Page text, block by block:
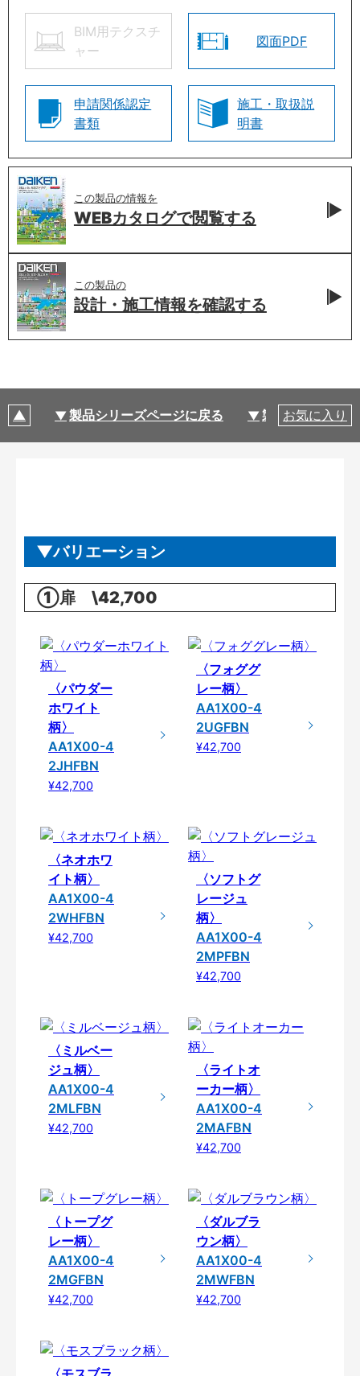
BIM用テクスチ
ャー
図面PDF
申請関係認定
書類
施工・取扱説
明書
この製品の情報を
WEBカタログで閲覧する
この製品の
設計・施工情報を確認する
製品シリーズページに戻る 製品仕様
お気に入り
バリエーション
①扉 \42,700
〈パウダー
ホワイト
柄〉
AA1X00-4
2JHFBN
¥42,700
〈フォググ
レー柄〉
AA1X00-4
2UGFBN
¥42,700
〈ネオホワ
イト柄〉
AA1X00-4
2WHFBN
¥42,700
〈ソフトグ
レージュ
柄〉
AA1X00-4
2MPFBN
¥42,700
〈ミルベー
ジュ柄〉
AA1X00-4
2MLFBN
¥42,700
〈ライトオ
ーカー柄〉
AA1X00-4
2MAFBN
¥42,700
〈トープグ
レー柄〉
AA1X00-4
2MGFBN
¥42,700
〈ダルブラ
ウン柄〉
AA1X00-4
2MWFBN
¥42,700